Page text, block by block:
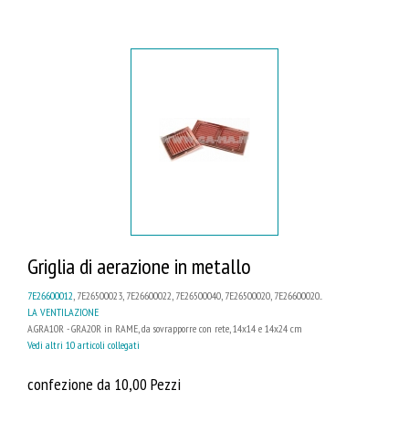
Griglia di aerazione in metallo
7E26600012 , 7E26500023, 7E26600022, 7E26500040, 7E26500020, 7E26600020...
LA VENTILAZIONE
A.GRA10R - GRA20R in RAME, da sovrapporre con rete, 14x14 e 14x24 cm
Vedi altri 10 articoli collegati
confezione da 10,00 Pezzi